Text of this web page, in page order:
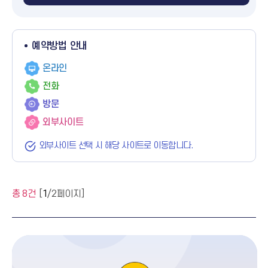
예약방법 안내
온라인
전화
방문
외부사이트
외부사이트 선택 시 해당 사이트로 이동합니다.
총 8건 1/2페이지]